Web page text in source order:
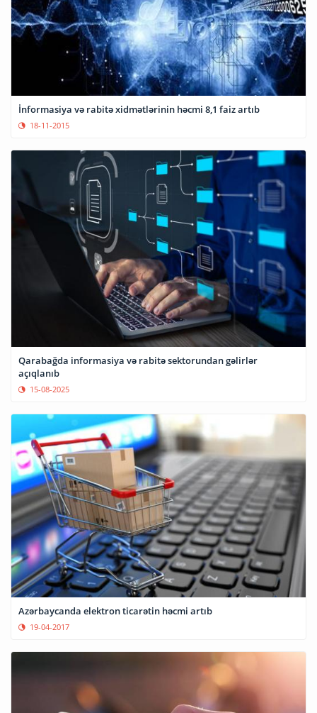
İnformasiya və rabitə xidmətlərinin həcmi 8,1 faiz artıb
18-11-2015
Qarabağda informasiya və rabitə sektorundan gəlirlər
açıqlanıb
15-08-2025
Azərbaycanda elektron ticarətin həcmi artıb
19-04-2017